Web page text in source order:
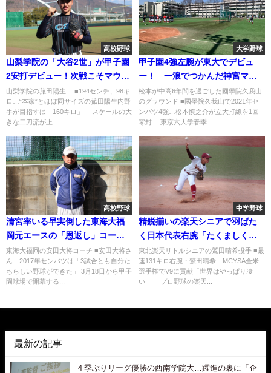
高校野球
山梨学院の「大谷2世」が甲子園
2安打デビュー！次戦こそマウン
ドに立つ
山梨学院の菰田陽生 ■194センチ、98キ
ロ…“本家”とほぼ同サイズの菰田陽生内野
手が目指すは「160キロ」 スケールの大
きな二刀流が上...
大学野球
甲子園4強左腕が東大でデビュ
ー！ 一浪でつかんだ神宮マウ
ンド
松本が中高6年間を過ごした國學院久我山
のグラウンド ■國學院久我山で2021年セ
ンバツ4強…松本慎之介が立大打線を1回
零封 東京六大学春季...
高校野球
清宮率いる早実倒した東海大福
岡元エースの「恩返し」コーチ
で再び聖地へ
東海大福岡の安田大将コーチ ■安田大将さ
ん 2017年センバツは「3試合とも自分た
ちらしい野球ができた」 3月18日から甲子
園球場で開幕する...
中学野球
精鋭揃いの楽天シニアで羽ばた
く日本代表右腕「たくましく成
長できた」
東北楽天リトルシニアの鷲田晴希投手 ■最
速131キロ右腕・鷲田晴希 MCYSA全米
選手権でV9に貢献「世界はやっぱり凄
い」 プロ野球の楽天...
最新の記事
４季ぶりリーグ優勝の西南学院大…躍進の裏に「企